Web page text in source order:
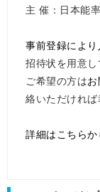
主 催：日本能
事前登録により
招待状を用意し
ご希望の方はお
絡いただければ
詳細はこちらか